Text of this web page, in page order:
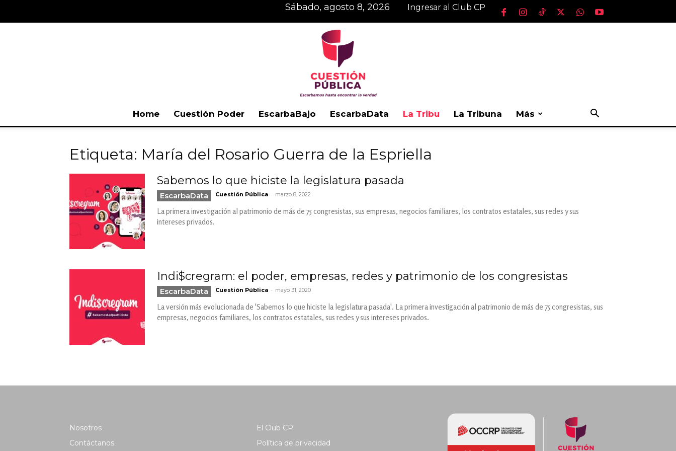
sábado, agosto 8, 2026 Ingresar al Club CP
Home Cuestión Poder EscarbaBajo EscarbaData La Tribu La Tribuna Más
Etiqueta: María del Rosario Guerra de la Espriella
Sabemos lo que hiciste la legislatura pasada
EscarbaData Cuestión Pública - marzo 8, 2022
La primera investigación al patrimonio de más de 75 congresistas, sus empresas, negocios familiares, los contratos estatales, sus redes y sus
intereses privados.
Indi$cregram: el poder, empresas, redes y patrimonio de los congresistas
EscarbaData Cuestión Pública - mayo 31, 2020
La versión más evolucionada de 'Sabemos lo que hiciste la legislatura pasada'. La primera investigación al patrimonio de más de 75 congresistas, sus
empresas, negocios familiares, los contratos estatales, sus redes y sus intereses privados.
Nosotros
Contáctanos
El Club CP
Política de privacidad